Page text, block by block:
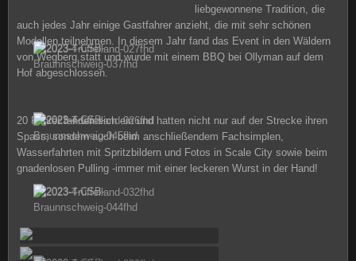
liebgewonnene Tradition, die
auch jedes Jahr einige Gastfahrer anzieht, die mit sehr schönen
Modellen teilnehmen. In diesem Jahr fand das Event in den Wäldern
von Wegberg statt und wurde mit einem BBQ bei Ollyman auf dem
Hof abgeschlossen.
20 Fahrer fanden sich ein und hatten nicht nur auf der Strecke ihren
Spass, sondern auch beim anschließendem Fachsimplen,
Wasserfahrten mit Spritzbildern und Fotos in Scale City sowie beim
gnadenlosen Pulling -immer mit einer leckeren Wurst in der Hand!